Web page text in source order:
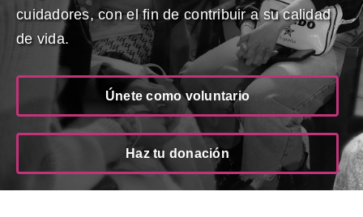
cuidadores, con el fin de contribuir a su calidad
de vida.
Únete como voluntario
Haz tu donación